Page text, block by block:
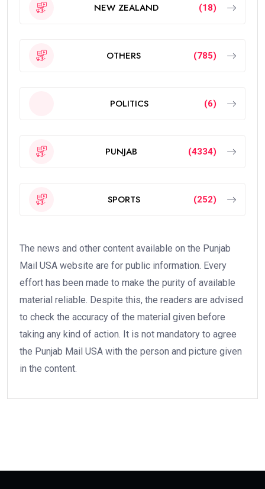
NEW ZEALAND (18)
OTHERS (785)
POLITICS (6)
PUNJAB (4334)
SPORTS (252)
The news and other content available on the Punjab
Mail USA website are for public information. Every
effort has been made to make the purity of available
material reliable. Despite this, the readers are advised
to check the accuracy of the material given before
taking any kind of action. It is not mandatory to agree
the Punjab Mail USA with the person and picture given
in the content.